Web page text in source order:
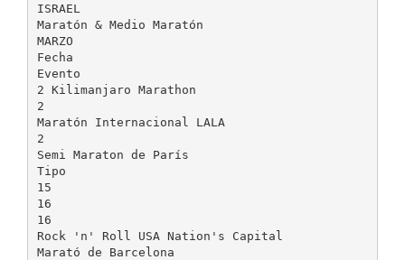
ISRAEL
Maratón & Medio Maratón
MARZO
Fecha
Evento
2 Kilimanjaro Marathon
2
Maratón Internacional LALA
2
Semi Maraton de París
Tipo
15
16
16
Rock 'n' Roll USA Nation's Capital
Marató de Barcelona